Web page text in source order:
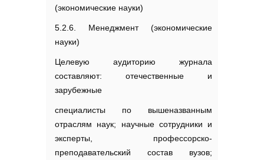
(экономические науки)
5.2.6. Менеджмент (экономические
науки)
Целевую аудиторию журнала
составляют: отечественные и
зарубежные
специалисты по вышеназванным
отраслям наук; научные сотрудники и
эксперты, профессорско-
преподавательский состав вузов;